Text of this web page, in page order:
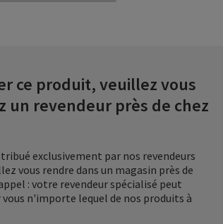
ce produit, veuillez vous
un revendeur près de chez
exclusivement par nos revendeurs
vous rendre dans un magasin près de
: votre revendeur spécialisé peut
n'importe lequel de nos produits à